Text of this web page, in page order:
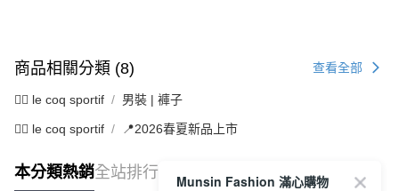
商品相關分類 (8) 查看全部
🚴‍♂️ le coq sportif 男裝 | 褲子
🚴‍♂️ le coq sportif 📍2026春夏新品上市
本分類熱銷全站排行
Munsin Fashion 滿心購物